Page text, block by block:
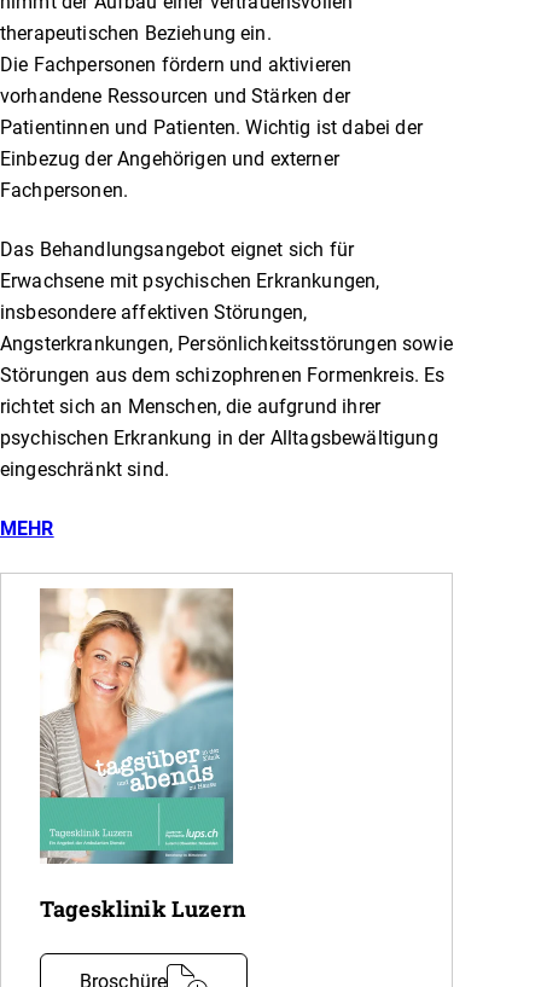
therapeutischen Beziehung ein.
Die Fachpersonen fördern und aktivieren
vorhandene Ressourcen und Stärken der
Patientinnen und Patienten. Wichtig ist dabei der
Einbezug der Angehörigen und externer
Fachpersonen.
Das Behandlungsangebot eignet sich für
Erwachsene mit psychischen Erkrankungen,
insbesondere affektiven Störungen,
Angsterkrankungen, Persönlichkeitsstörungen sowie
Störungen aus dem schizophrenen Formenkreis. Es
richtet sich an Menschen, die aufgrund ihrer
psychischen Erkrankung in der Alltagsbewältigung
eingeschränkt sind.
MEHR
Tagesklinik Luzern
Broschüre